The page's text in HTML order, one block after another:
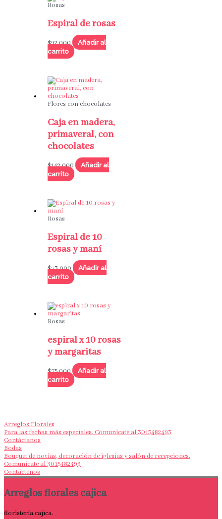
Rosas
Espiral de rosas
$92,000
Añadir al
carrito
Flores con chocolates
Caja en madera,
primaveral, con
chocolates
$142,000
Añadir al
carrito
Rosas
Espiral de 10
rosas y maní
$73,000
Añadir al
carrito
Rosas
espiral x 10 rosas
y margaritas
$75,000
Añadir al
carrito
Arreglos Florales
Para las fechas más especiales. Comunícate al 3015482493
Contáctanos
Bodas
Bouquet de novias, decoración de iglesias y salón de recepciones.
Comunícate al 3015482493
Contáctenos
Arreglos florales cajica
floristería cajica.